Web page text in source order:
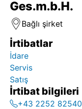
Ges.m.b.H.
Bağlı şirket
İrtibatlar
İdare
Servis
Satış
İrtibat bilgileri
+43 2252 82540